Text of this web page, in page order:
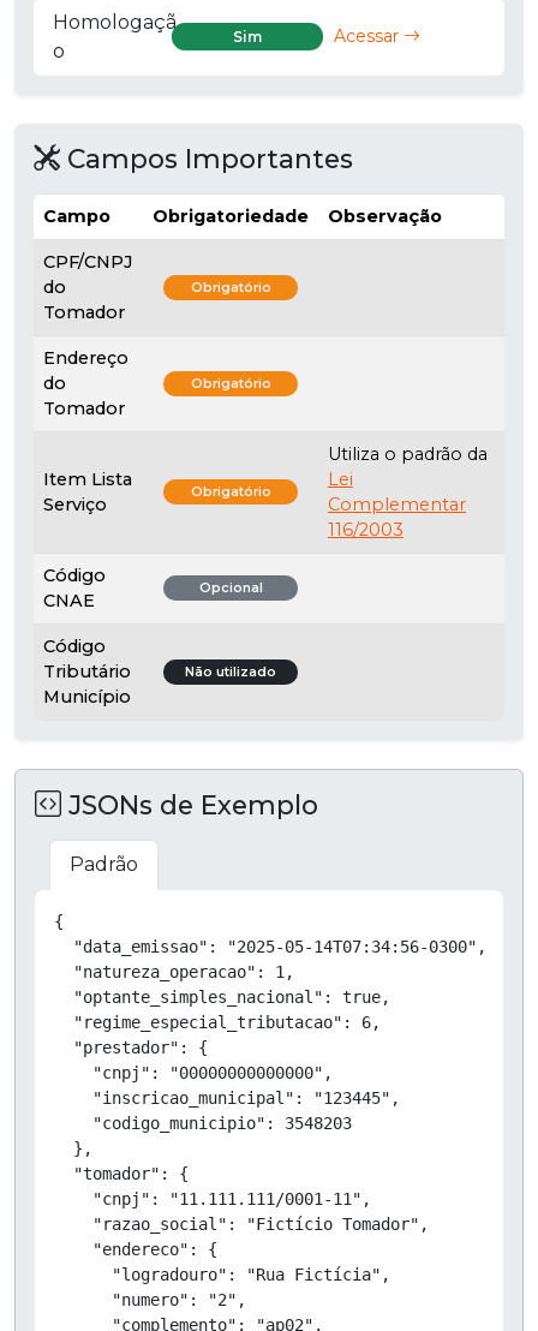
Homologaçã
o
Sim Acessar
Campos Importantes
Campo Obrigatoriedade Observação
CPF/CNPJ
do
Tomador
Obrigatório
Endereço
do
Tomador
Obrigatório
Item Lista
Serviço
Obrigatório
Utiliza o padrão da
Lei
Complementar
116/2003
Código
CNAE
Opcional
Código
Tributário
Município
Não utilizado
JSONs de Exemplo
Padrão
{
  "data_emissao": "2025-05-14T07:34:56-0300",
  "natureza_operacao": 1,
  "optante_simples_nacional": true,
  "regime_especial_tributacao": 6,
  "prestador": {
    "cnpj": "00000000000000",
    "inscricao_municipal": "123445",
    "codigo_municipio": 3548203
  },
  "tomador": {
    "cnpj": "11.111.111/0001-11",
    "razao_social": "Fictício Tomador",
    "endereco": {
      "logradouro": "Rua Fictícia",
      "numero": "2",
      "complemento": "ap02",